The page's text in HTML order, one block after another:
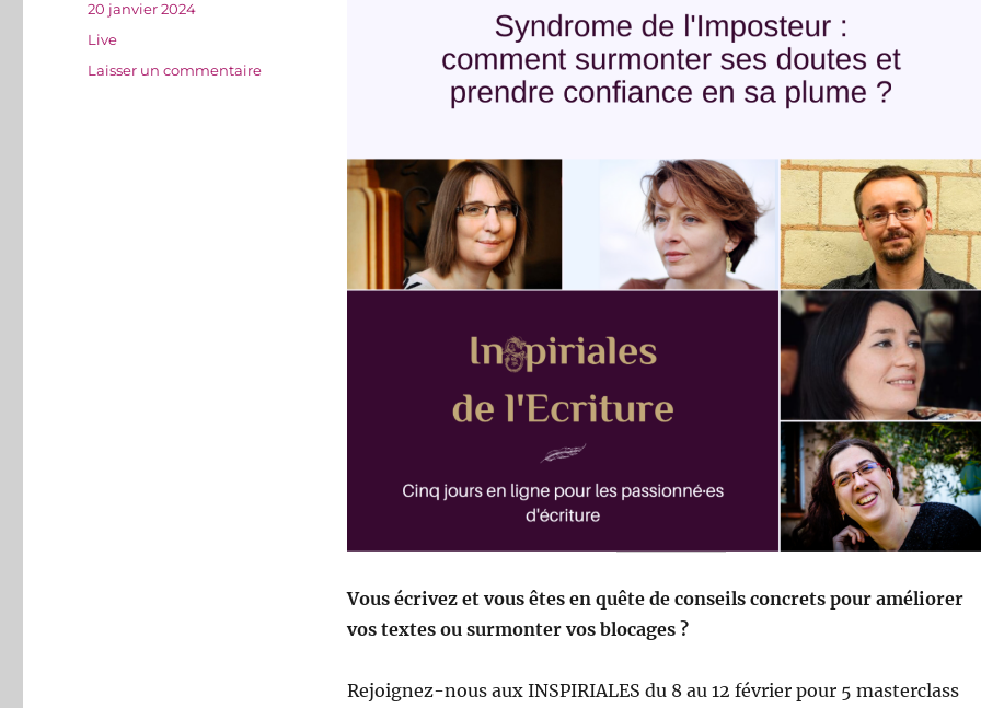
Vous écrivez et vous êtes en quête de conseils concrets pour améliorer
vos textes ou surmonter vos blocages ?
Rejoignez-nous aux INSPIRIALES du 8 au 12 février pour 5 masterclass
Publié
le
20 janvier 2024
Catégories
Live
Laisser un commentairesur